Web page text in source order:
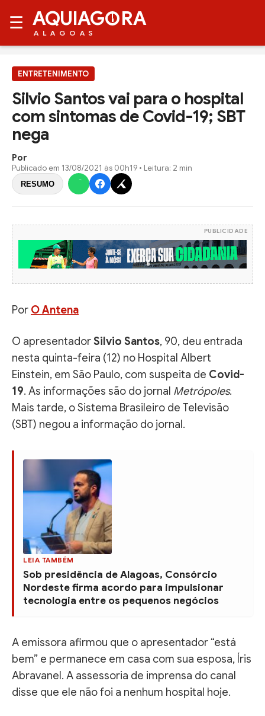
☰ AQUIAG RA
ALAGOAS
ENTRETENIMENTO
Silvio Santos vai para o hospital
com sintomas de Covid-19; SBT
nega
Por
Publicado em 13/08/2021 às 00h19 • Leitura: 2 min
RESUMO
PUBLICIDADE
Por O Antena
O apresentadorSilvio Santos, 90, deu entrada
nesta quinta-feira (12) no Hospital Albert
Einstein, em São Paulo, com suspeita de Covid-
19. As informações são do jornal Metrópoles.
Mais tarde, o Sistema Brasileiro de Televisão
(SBT) negou a informação do jornal.
LEIA TAMBÉM
Sob presidência de Alagoas, Consórcio
Nordeste firma acordo para impulsionar
tecnologia entre os pequenos negócios
A emissora afirmou que o apresentador “está
bem” e permanece em casa com sua esposa, Íris
Abravanel. A assessoria de imprensa do canal
disse que ele não foi a nenhum hospital hoje.